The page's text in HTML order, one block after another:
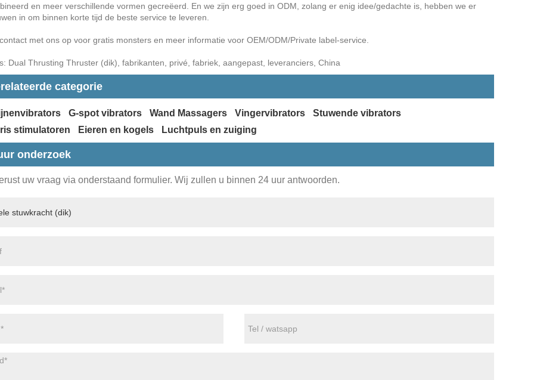
en meer verschillende vormen gecreëerd. En we zijn erg goed in ODM, zolang er enig idee/gedachte is, hebben we er
in om binnen korte tijd de beste service te leveren.
met ons op voor gratis monsters en meer informatie voor OEM/ODM/Private label-service.
Dual Thrusting Thruster (dik), fabrikanten, privé, fabriek, aangepast, leveranciers, China
categorie
G-spot vibrators Wand Massagers Vingervibrators
Stuwende vibrators
stimulatoren
Eieren en kogels Luchtpuls en zuiging
onderzoek
uw vraag via onderstaand formulier. Wij zullen u binnen 24 uur antwoorden.